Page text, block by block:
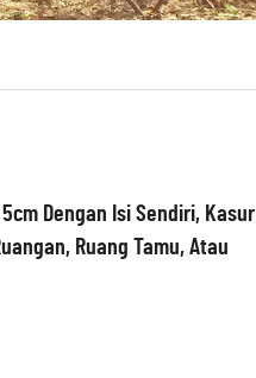
Dengan Isi Sendiri, Kasur
Ruang Tamu, Atau